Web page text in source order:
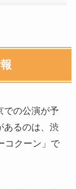
での公演が予
あるのは、渋
コクーン」で